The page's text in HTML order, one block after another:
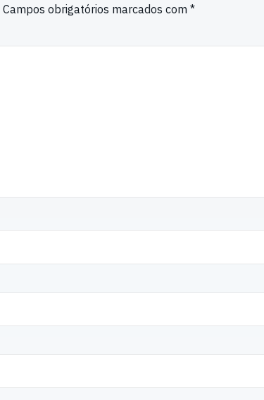
Campos obrigatórios marcados com *